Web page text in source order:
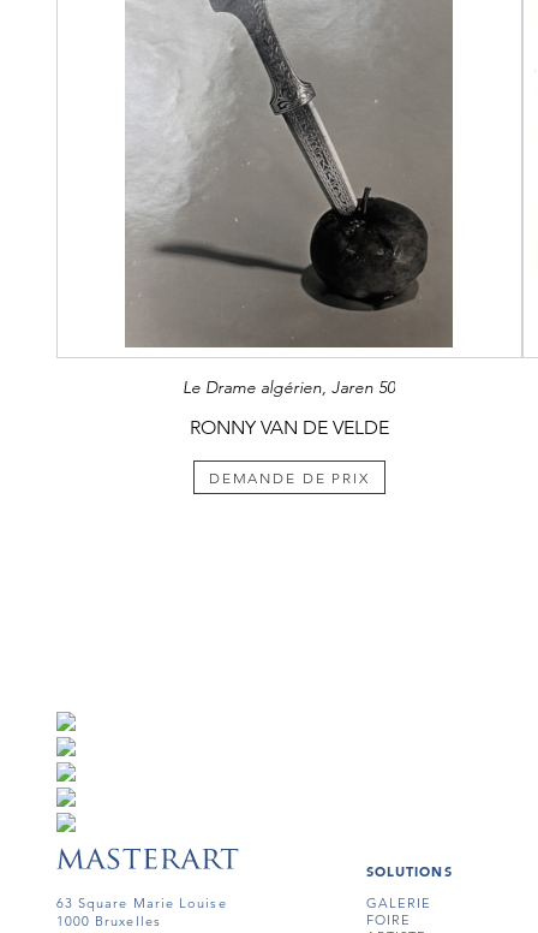
Le Drame algérien, Jaren 50
RONNY VAN DE VELDE
DEMANDE DE PRIX
63 Square Marie Louise
1000 Bruxelles
SOLUTIONS
GALERIE
FOIRE